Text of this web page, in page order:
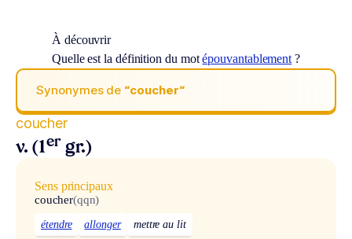
À découvrir
Quelle est la définition du motépouvantablement ?
Synonymes de “coucher“
coucher
v. (1er gr.)
Sens principaux
coucher(qqn)
étendre allonger mettre au lit